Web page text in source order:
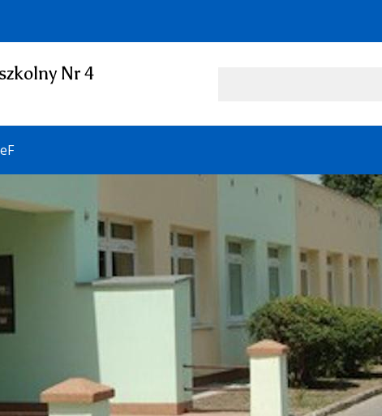
Nr 4